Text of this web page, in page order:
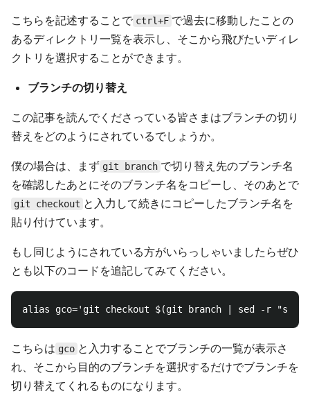
こちらを記述することで ctrl+F で過去に移動したことの
あるディレクトリ一覧を表示し、そこから飛びたいディレ
クトリを選択することができます。
ブランチの切り替え
この記事を読んでくださっている皆さまはブランチの切り
替えをどのようにされているでしょうか。
僕の場合は、まず git branch で切り替え先のブランチ名
を確認したあとにそのブランチ名をコピーし、そのあとで
git checkout と入力して続きにコピーしたブランチ名を
貼り付けています。
もし同じようにされている方がいらっしゃいましたらぜひ
とも以下のコードを追記してみてください。
こちらは gco と入力することでブランチの一覧が表示さ
れ、そこから目的のブランチを選択するだけでブランチを
切り替えてくれるものになります。